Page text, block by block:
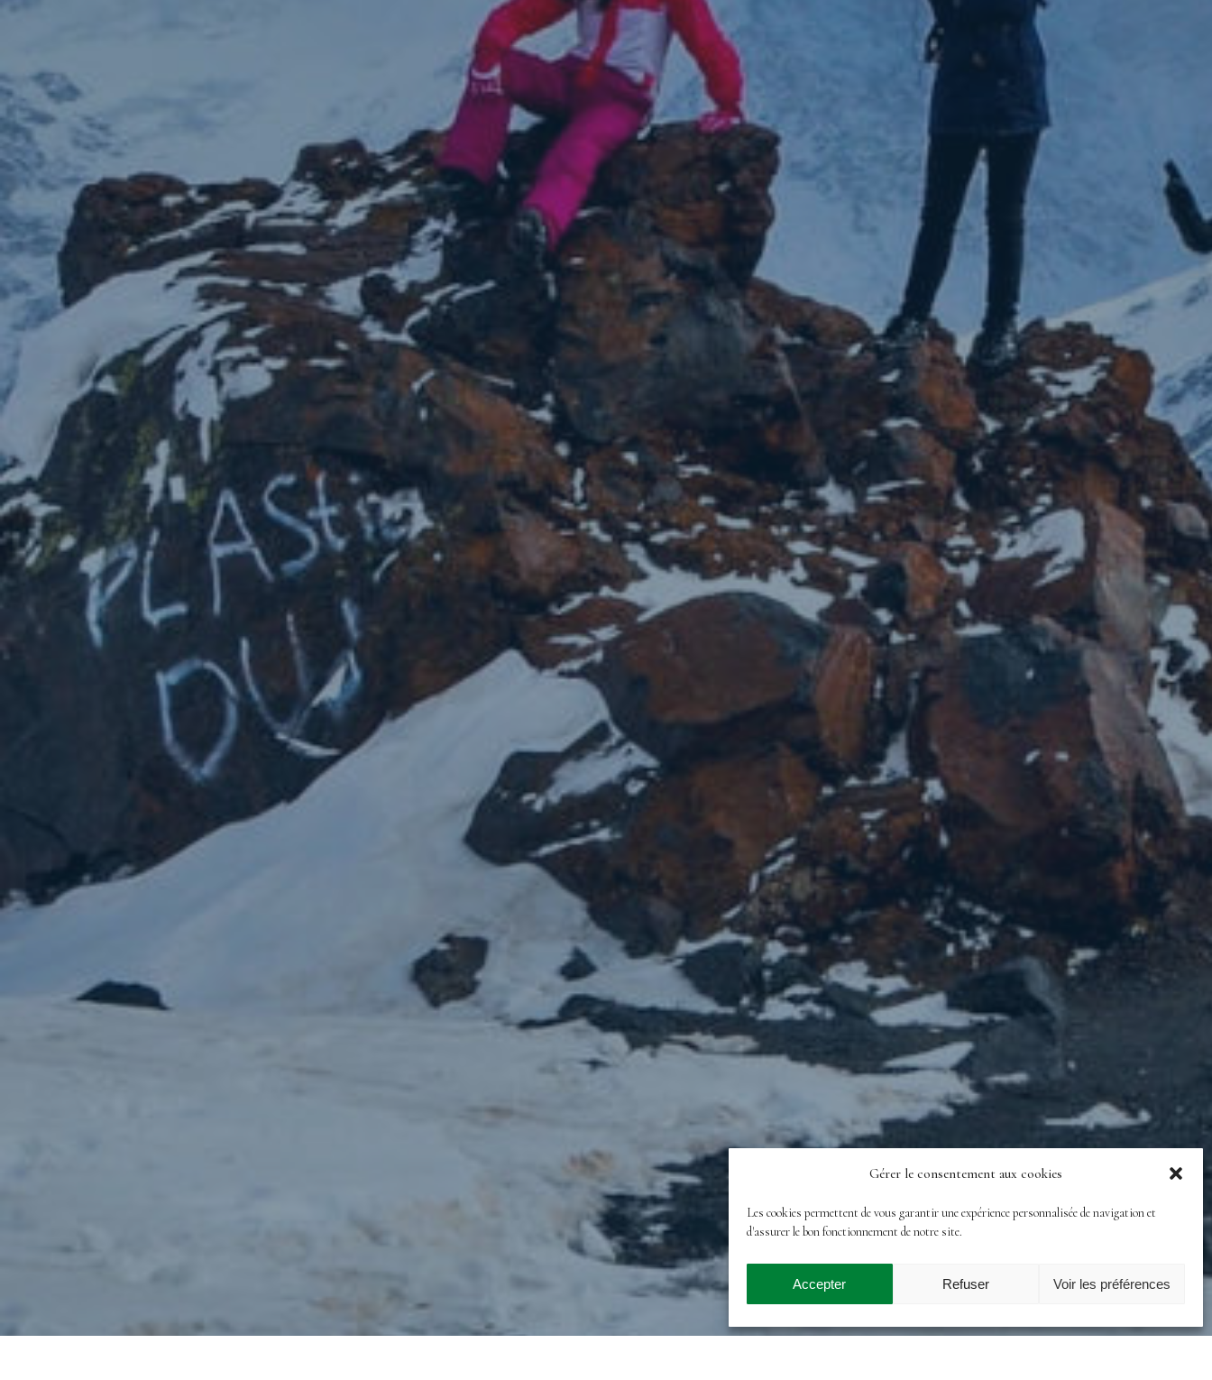
Gérer le consentement aux cookies
Les cookies permettent de vous garantir une expérience personnalisée de navigation et
d'assurer le bon fonctionnement de notre site.
Accepter Refuser Voir les préférences